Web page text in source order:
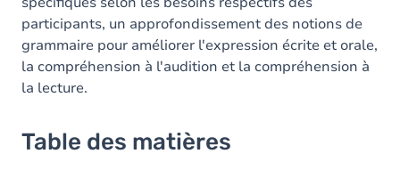
participants, un approfondissement des notions de
grammaire pour améliorer l'expression écrite et orale,
la compréhension à l'audition et la compréhension à
la lecture.
Table des matières